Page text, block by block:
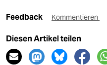
Feedback Kommentieren
Diesen Artikel teilen